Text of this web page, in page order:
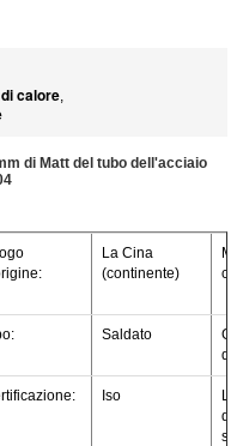
calore,
di Matt del tubo dell'acciaio
La Cina
(continente)
Saldato
Iso